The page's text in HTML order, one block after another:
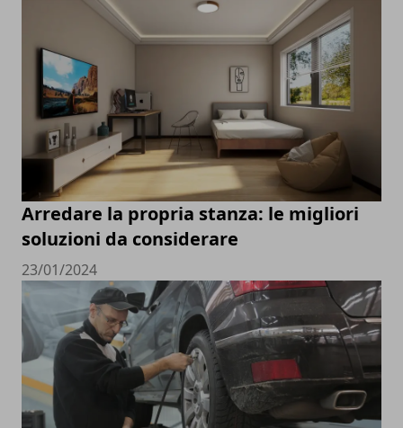
Arredare la propria stanza: le migliori
soluzioni da considerare
23/01/2024